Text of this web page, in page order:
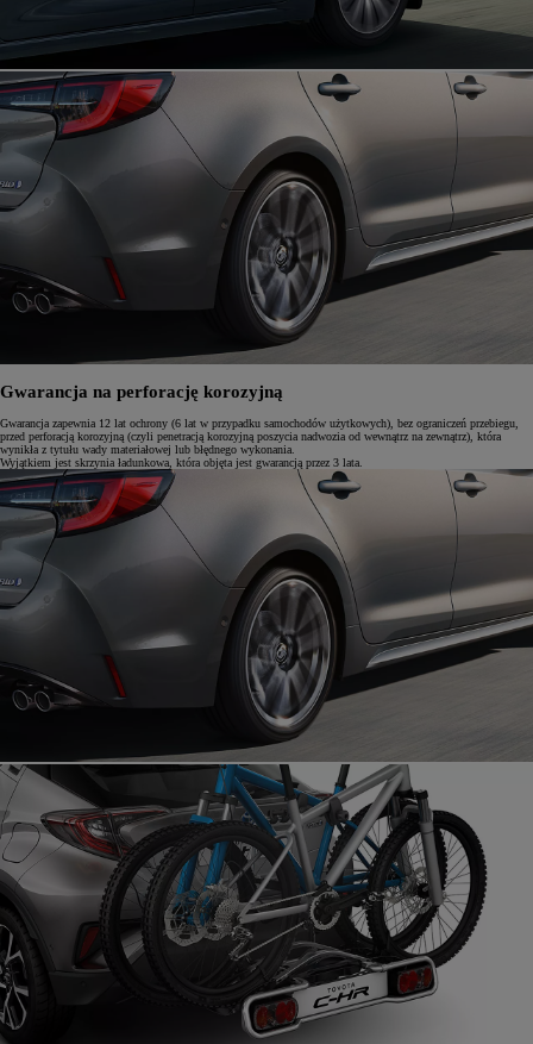
Gwarancja na perforację korozyjną
Gwarancja zapewnia 12 lat ochrony (6 lat w przypadku samochodów użytkowych), bez ograniczeń przebiegu,
przed perforacją korozyjną (czyli penetracją korozyjną poszycia nadwozia od wewnątrz na zewnątrz), która
wynikła z tytułu wady materiałowej lub błędnego wykonania.
Wyjątkiem jest skrzynia ładunkowa, która objęta jest gwarancją przez 3 lata.